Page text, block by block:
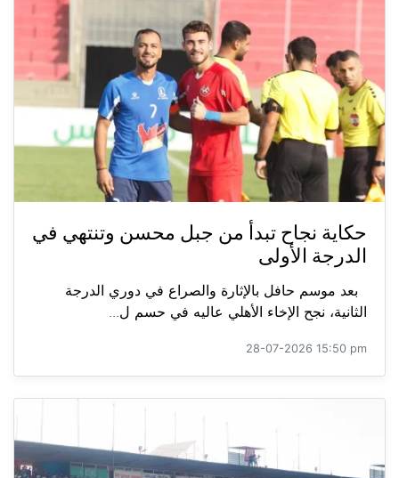
حكاية نجاح تبدأ من جبل محسن وتنتهي في
الدرجة الأولى
بعد موسم حافل بالإثارة والصراع في دوري الدرجة
الثانية، نجح الإخاء الأهلي عاليه في حسم ل...
28-07-2026 15:50 pm